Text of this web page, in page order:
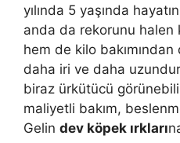
yılında 5 yaşında
anda da rekorunu halen
hem de kilo
daha iri ve daha
biraz ürkütücü
maliyetli bakım,
Gelin dev köpek ırkları